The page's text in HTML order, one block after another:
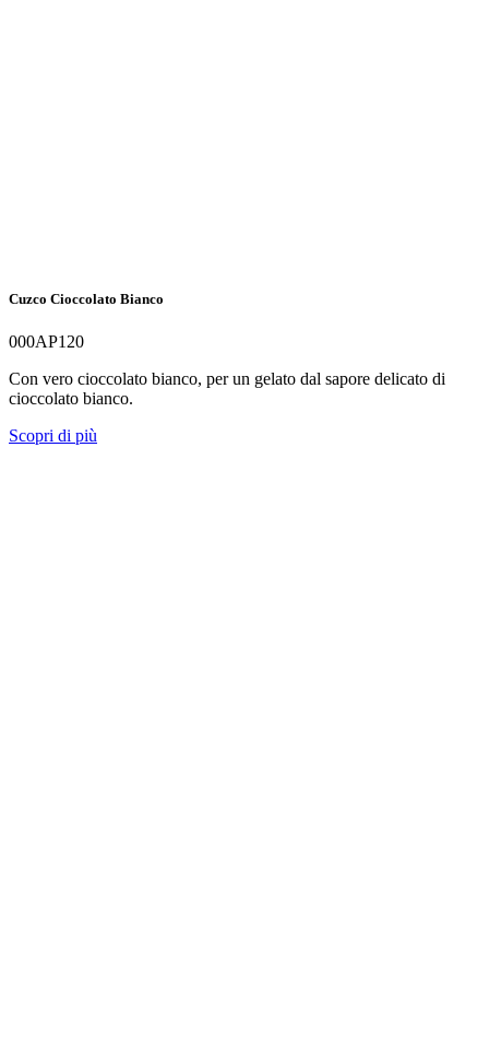
Cuzco Cioccolato Bianco
000AP120
Con vero cioccolato bianco, per un gelato dal sapore delicato di
cioccolato bianco.
Scopri di più